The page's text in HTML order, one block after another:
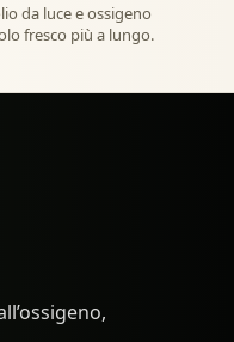
da luce e ossigeno
fresco più a lungo.